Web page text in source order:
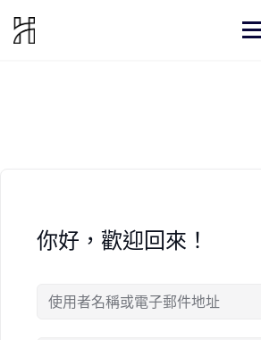
content
你好，歡迎回來！